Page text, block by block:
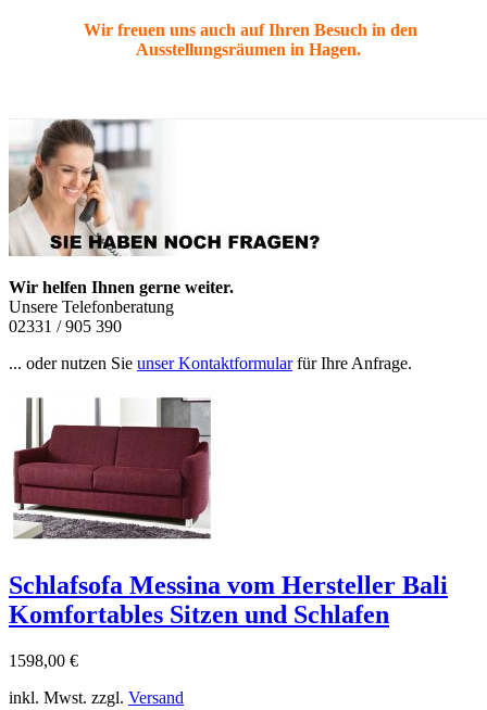
Wir freuen uns auch auf Ihren Besuch in den
Ausstellungsräumen in Hagen.
Wir helfen Ihnen gerne weiter.
Unsere Telefonberatung
02331 / 905 390
... oder nutzen Sie unser Kontaktformularfür Ihre Anfrage.
Schlafsofa Messina vom Hersteller Bali
Komfortables Sitzen und Schlafen
1598,00 €
inkl. Mwst. zzgl. Versand